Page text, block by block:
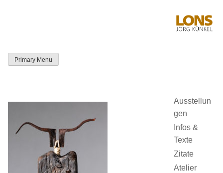
Primary Menu
Ausstellun
gen
Infos &
Texte
Zitate
Atelier